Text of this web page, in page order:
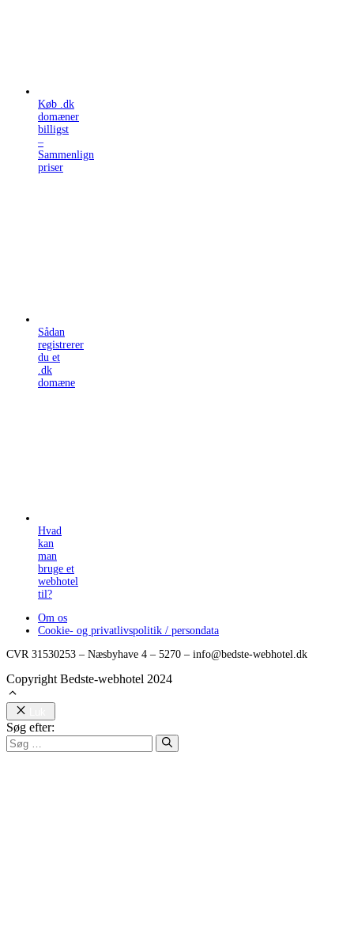
Køb .dk
domæner
billigst
–
Sammenlign
priser
Sådan
registrerer
du et
.dk
domæne
Hvad
kan
man
bruge et
webhotel
til?
Om os
Cookie- og privatlivspolitik / persondata
CVR 31530253 – Næsbyhave 4 – 5270 – info@bedste-webhotel.dk
Copyright Bedste-webhotel 2024
Søg efter: